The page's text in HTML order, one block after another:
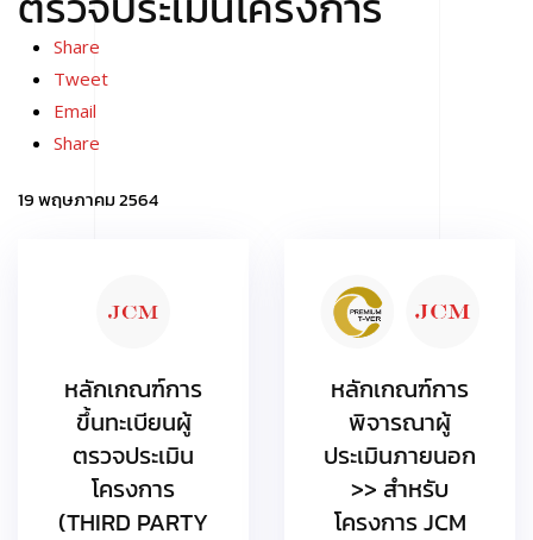
Share
Tweet
Email
Share
19 พฤษภาคม 2564
หลักเกณฑ์การ
ขึ้นทะเบียนผู้
ตรวจประเมิน
โครงการ
(THIRD PARTY
หลักเกณฑ์การ
พิจารณาผู้
ประเมินภายนอก
>> สำหรับ
โครงการ JCM